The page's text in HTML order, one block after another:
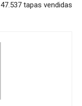
47.537 tapas vendidas